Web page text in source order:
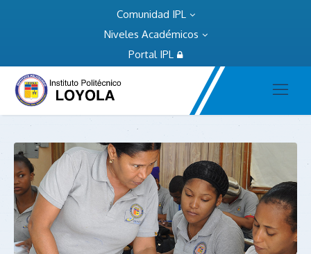
Comunidad IPL
Niveles Académicos
Portal IPL